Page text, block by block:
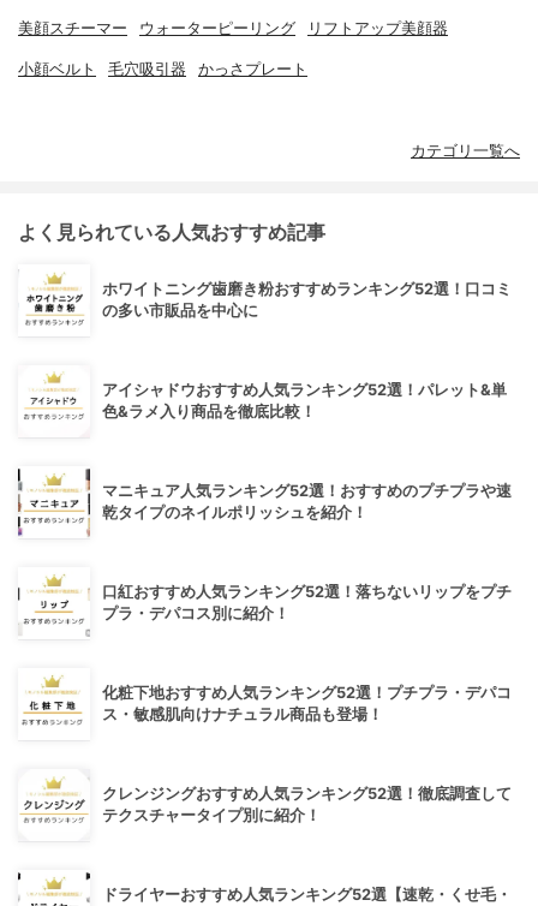
美顔スチーマー ウォーターピーリング リフトアップ美顔器
小顔ベルト 毛穴吸引器 かっさプレート
カテゴリ一覧へ
よく見られている人気おすすめ記事
ホワイトニング歯磨き粉おすすめランキング52選！口コミ
の多い市販品を中心に
アイシャドウおすすめ人気ランキング52選！パレット&単
色&ラメ入り商品を徹底比較！
マニキュア人気ランキング52選！おすすめのプチプラや速
乾タイプのネイルポリッシュを紹介！
口紅おすすめ人気ランキング52選！落ちないリップをプチ
プラ・デパコス別に紹介！
化粧下地おすすめ人気ランキング52選！プチプラ・デパコ
ス・敏感肌向けナチュラル商品も登場！
クレンジングおすすめ人気ランキング52選！徹底調査して
テクスチャータイプ別に紹介！
ドライヤーおすすめ人気ランキング52選【速乾・くせ毛・